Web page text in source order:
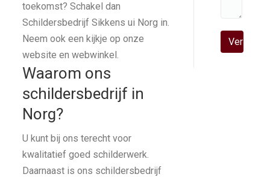
toekomst? Schakel dan
Schildersbedrijf Sikkens ui Norg in.
Neem ook een kijkje op onze
website en webwinkel.
Waarom ons
schildersbedrijf in
Norg?
U kunt bij ons terecht voor
kwalitatief goed schilderwerk.
Daarnaast is ons schildersbedrijf
Gelieve dit